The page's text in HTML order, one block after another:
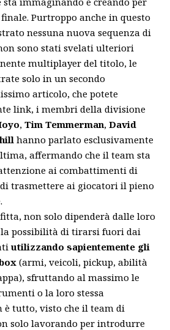
Purtroppo anche in questo
nessuna nuova sequenza di
sono stati svelati ulteriori
multiplayer del titolo, le
solo in un secondo
articolo, che potete
link, i membri della divisione
, Tim Temmerman, David
hanno parlato esclusivamente
affermando che il team sta
ai combattimenti di
trasmettere ai giocatori il pieno
non solo dipenderà dalle loro
possibilità di tirarsi fuori dai
utilizzando sapientemente gli
(armi, veicoli, pickup, abilità
sfruttando al massimo le
o la loro stessa
è tutto, visto che il team di
solo lavorando per introdurre